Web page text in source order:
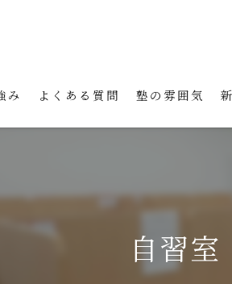
み よくある質問 塾の雰囲気
自習室